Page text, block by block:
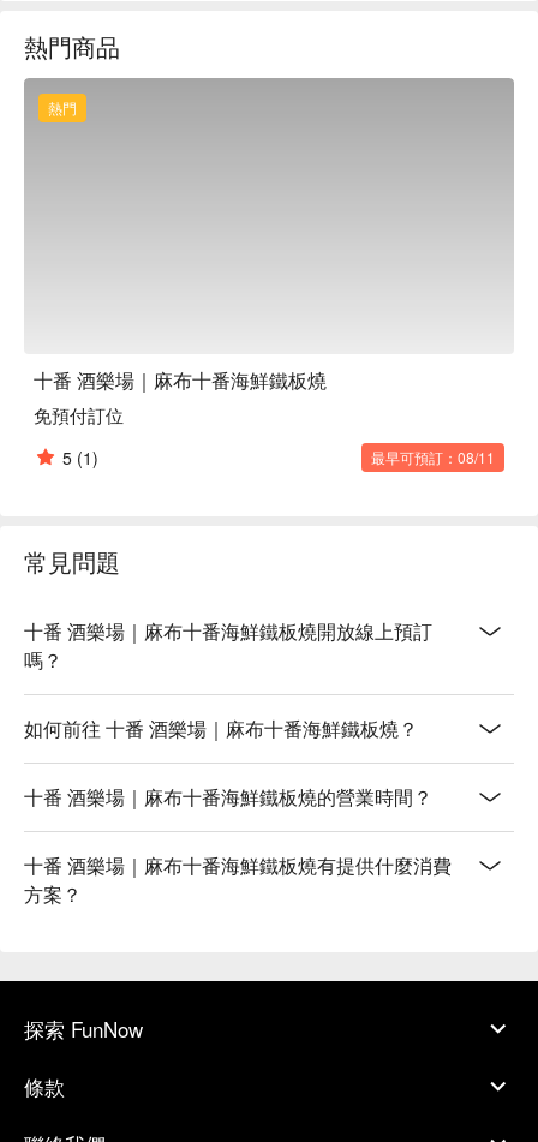
甜辣炸雞「韓式甜辣雞」等多樣化菜單同樣廣受好評，每位賓
客都能找到滿意的美食。適合紀念日、姐妹聚會、商務宴請等
各種場合。
※ 內容由 AI 翻譯而成
熱門商品
熱門
十番 酒樂場｜麻布十番海鮮鐵板燒
免預付訂位
5 (1) 最早可預訂：08/11
常見問題
十番 酒樂場｜麻布十番海鮮鐵板燒開放線上預訂
嗎？
如何前往 十番 酒樂場｜麻布十番海鮮鐵板燒？
十番 酒樂場｜麻布十番海鮮鐵板燒的營業時間？
十番 酒樂場｜麻布十番海鮮鐵板燒有提供什麼消費
方案？
探索 FunNow
條款